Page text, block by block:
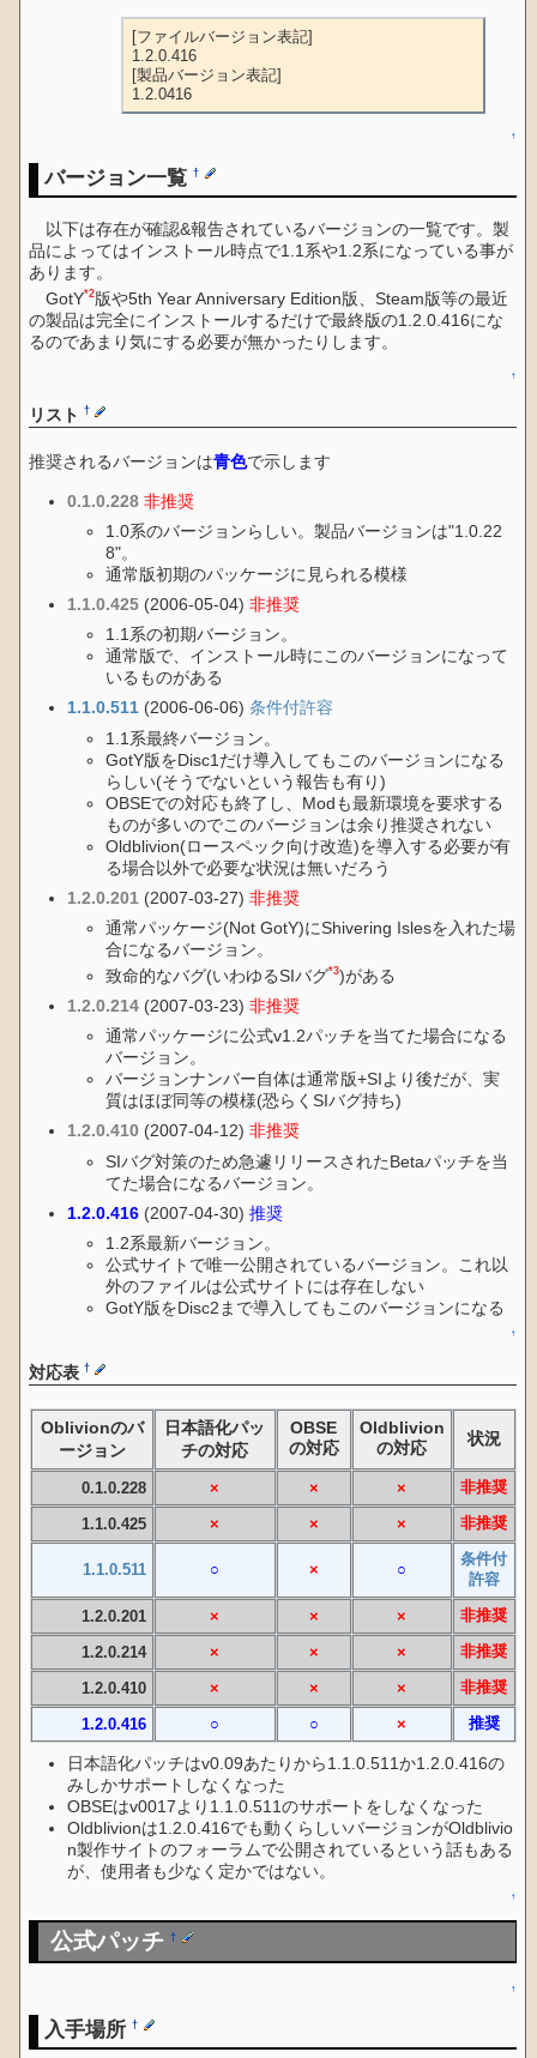
[ファイルバージョン表記]
1.2.0.416
[製品バージョン表記]
1.2.0416
↑
バージョン一覧†
以下は存在が確認&報告されているバージョンの一覧です。製
品によってはインストール時点で1.1系や1.2系になっている事が
あります。
GotY*2版や5th Year Anniversary Edition版、Steam版等の最近
の製品は完全にインストールするだけで最終版の1.2.0.416にな
るのであまり気にする必要が無かったりします。
↑
リスト†
推奨されるバージョンは青色で示します
0.1.0.228 非推奨
1.0系のバージョンらしい。製品バージョンは"1.0.22
8"。
通常版初期のパッケージに見られる模様
1.1.0.425 (2006-05-04)非推奨
1.1系の初期バージョン。
通常版で、インストール時にこのバージョンになって
いるものがある
1.1.0.511 (2006-06-06)条件付許容
1.1系最終バージョン。
GotY版をDisc1だけ導入してもこのバージョンになる
らしい(そうでないという報告も有り)
OBSEでの対応も終了し、Modも最新環境を要求する
ものが多いのでこのバージョンは余り推奨されない
Oldblivion(ロースペック向け改造)を導入する必要が有
る場合以外で必要な状況は無いだろう
1.2.0.201 (2007-03-27)非推奨
通常パッケージ(Not GotY)にShivering Islesを入れた場
合になるバージョン。
致命的なバグ(いわゆるSIバグ*3)がある
1.2.0.214 (2007-03-23)非推奨
通常パッケージに公式v1.2パッチを当てた場合になる
バージョン。
バージョンナンバー自体は通常版+SIより後だが、実
質はほぼ同等の模様(恐らくSIバグ持ち)
1.2.0.410 (2007-04-12)非推奨
SIバグ対策のため急遽リリースされたBetaパッチを当
てた場合になるバージョン。
1.2.0.416 (2007-04-30)推奨
1.2系最新バージョン。
公式サイトで唯一公開されているバージョン。これ以
外のファイルは公式サイトには存在しない
GotY版をDisc2まで導入してもこのバージョンになる
↑
対応表†
Oblivionのバ
ージョン
日本語化パッ
チの対応
OBSE
の対応
Oldblivion
の対応
状況
0.1.0.228 × × × 非推奨
1.1.0.425 × × × 非推奨
1.1.0.511 ○ × ○
条件付
許容
1.2.0.201 × × × 非推奨
1.2.0.214 × × × 非推奨
1.2.0.410 × × × 非推奨
1.2.0.416 ○ ○ × 推奨
日本語化パッチはv0.09あたりから1.1.0.511か1.2.0.416の
みしかサポートしなくなった
OBSEはv0017より1.1.0.511のサポートをしなくなった
Oldblivionは1.2.0.416でも動くらしいバージョンがOldblivio
n製作サイトのフォーラムで公開されているという話もある
が、使用者も少なく定かではない。
↑
公式パッチ†
↑
入手場所†